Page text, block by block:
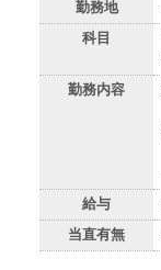
勤務地
科目
勤務内容
給与
当直有無